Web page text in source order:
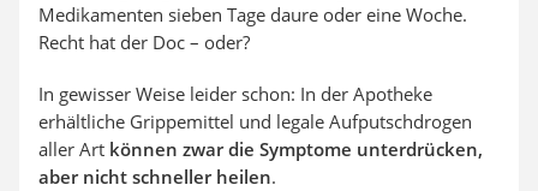
Medikamenten sieben Tage daure oder eine Woche.
Recht hat der Doc – oder?
In gewisser Weise leider schon: In der Apotheke
erhältliche Grippemittel und legale Aufputschdrogen
aller Art können zwar die Symptome unterdrücken,
aber nicht schneller heilen.